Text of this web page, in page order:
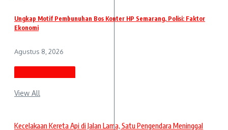
Ungkap Motif Pembunuhan Bos Konter HP Semarang, Polisi: Faktor
Ekonomi
Agustus 8, 2026
View All
Kecelakaan Kereta Api di Jalan Lama, Satu Pengendara Meninggal